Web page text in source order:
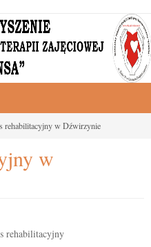
rehabilitacyjny w Dźwirzynie
w
rehabilitacyjny